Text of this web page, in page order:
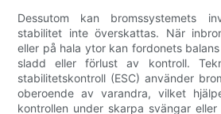
Dessutom kan bromssystemets
stabilitet inte överskattas. När
eller på hala ytor kan fordonets
sladd eller förlust av kontroll.
stabilitetskontroll (ESC) använder
oberoende av varandra, vilket
kontrollen under skarpa svängar